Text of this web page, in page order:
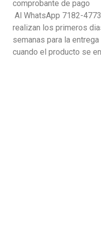
comprobante de pago
Al WhatsApp 7182-
realizan los primeros
semanas para la
cuando el producto se